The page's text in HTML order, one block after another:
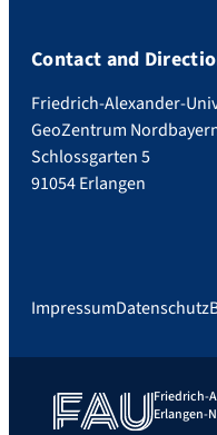
Contact and
Friedrich-Alexander-
GeoZentrum
Schlossgarten 5
91054 Erlangen
ImpressumDatenschutz
Friedrich-
Erlangen-